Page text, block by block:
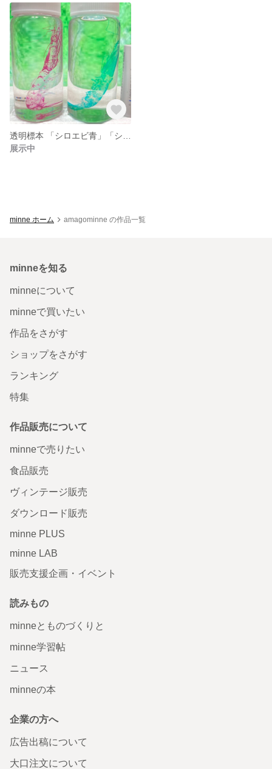
展示中
minne ホーム amagominne の作品一覧
minneを知る
minneについて
minneで買いたい
作品をさがす
ショップをさがす
ランキング
特集
作品販売について
minneで売りたい
食品販売
ヴィンテージ販売
ダウンロード販売
minne PLUS
minne LAB
販売支援企画・イベント
読みもの
minneとものづくりと
minne学習帖
ニュース
minneの本
企業の方へ
広告出稿について
大口注文について